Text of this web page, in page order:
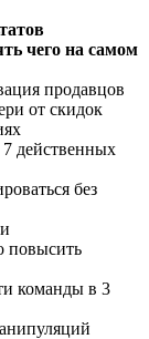
чего на самом
продавцов
от скидок
действенных
без
повысить
команды в 3